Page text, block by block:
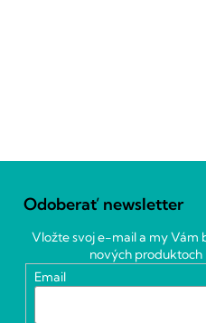
Odoberať newsletter
Vložte svoj e-mail a my Vám
nových produktoch
Email